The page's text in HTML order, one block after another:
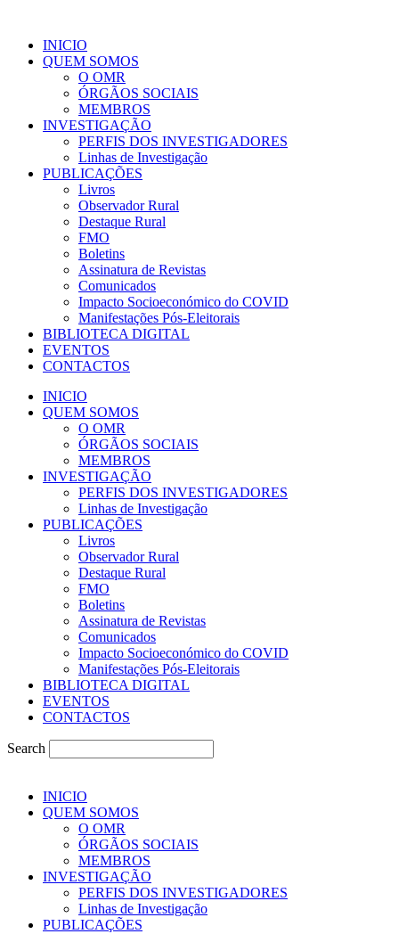
INICIO
QUEM SOMOS
O OMR
ÓRGÃOS SOCIAIS
MEMBROS
INVESTIGAÇÃO
PERFIS DOS INVESTIGADORES
Linhas de Investigação
PUBLICAÇÕES
Livros
Observador Rural
Destaque Rural
FMO
Boletins
Assinatura de Revistas
Comunicados
Impacto Socioeconómico do COVID
Manifestações Pós-Eleitorais
BIBLIOTECA DIGITAL
EVENTOS
CONTACTOS
INICIO
QUEM SOMOS
O OMR
ÓRGÃOS SOCIAIS
MEMBROS
INVESTIGAÇÃO
PERFIS DOS INVESTIGADORES
Linhas de Investigação
PUBLICAÇÕES
Livros
Observador Rural
Destaque Rural
FMO
Boletins
Assinatura de Revistas
Comunicados
Impacto Socioeconómico do COVID
Manifestações Pós-Eleitorais
BIBLIOTECA DIGITAL
EVENTOS
CONTACTOS
Search
INICIO
QUEM SOMOS
O OMR
ÓRGÃOS SOCIAIS
MEMBROS
INVESTIGAÇÃO
PERFIS DOS INVESTIGADORES
Linhas de Investigação
PUBLICAÇÕES